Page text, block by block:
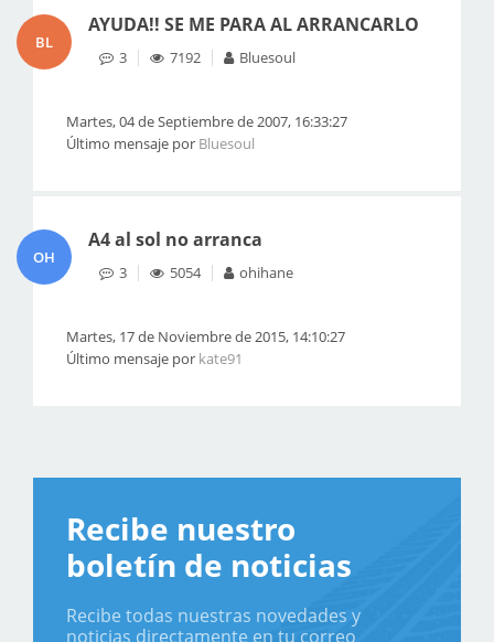
BL
AYUDA!! SE ME PARA AL ARRANCARLO
3 7192 Bluesoul
Martes, 04 de Septiembre de 2007, 16:33:27
Último mensaje por Bluesoul
OH
A4 al sol no arranca
3 5054 ohihane
Martes, 17 de Noviembre de 2015, 14:10:27
Último mensaje por kate91
Recibe nuestro
boletín de noticias
Recibe todas nuestras novedades y
noticias directamente en tu correo